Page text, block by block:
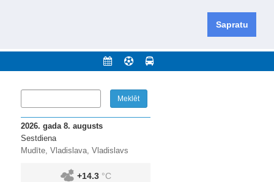
Sapratu
novadu un apkārtējos novadus un pilsētas.
2026. gada 8. augusts
Sestdiena
Mudīte, Vladislava, Vladislavs
+14.3 °C